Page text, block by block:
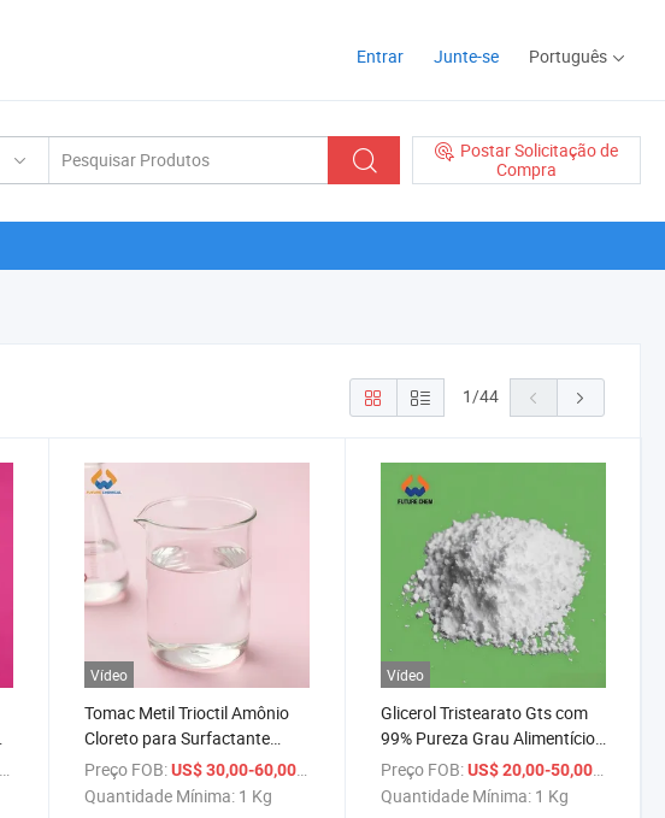
Entrar Junte-se Português
Postar Solicitação de
Compra
1/44
/ Kg
Vídeo
Tomac Metil Trioctil Amônio
Cloreto para Surfactante
Catiônico CAS 5137-55-3
Preço FOB: US$ 30,00-60,00/ Kg
Quantidade Mínima: 1 Kg
Vídeo
Glicerol Tristearato Gts com
99% Pureza Grau Alimentício
CAS 555-43-1
Preço FOB: US$ 20,00-50,00/ Kg
Quantidade Mínima: 1 Kg